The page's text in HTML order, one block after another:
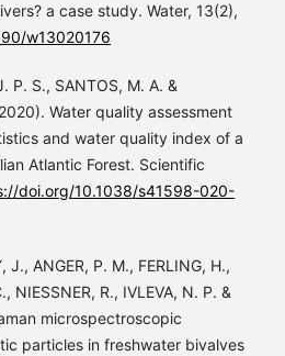
a case study. Water, 13(2),
w13020176
P. S., SANTOS, M. A. &
Water quality assessment
and water quality index of a
Atlantic Forest. Scientific
doi.org/10.1038/s41598-020-
J., ANGER, P. M., FERLING, H.,
NIESSNER, R., IVLEVA, N. P. &
microspectroscopic
particles in freshwater bivalves